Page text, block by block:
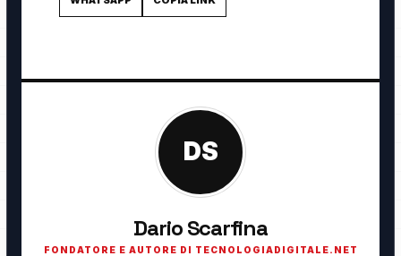
DS
Dario Scarfina
FONDATORE E AUTORE DI TECNOLOGIADIGITALE.NET